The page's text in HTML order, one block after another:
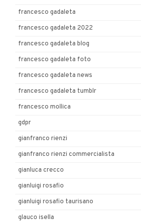
francesco gadaleta
francesco gadaleta 2022
francesco gadaleta blog
francesco gadaleta foto
francesco gadaleta news
francesco gadaleta tumblr
francesco mollica
gdpr
gianfranco rienzi
gianfranco rienzi commercialista
gianluca crecco
gianluigi rosafio
gianluigi rosafio taurisano
glauco isella